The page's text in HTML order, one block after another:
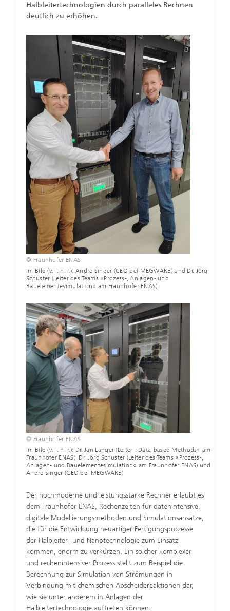
Halbleitertechnologien durch paralleles Rechnen
deutlich zu erhöhen.
© Fraunhofer ENAS
Im Bild (v. l. n. r.): Andre Singer (CEO bei MEGWARE) und Dr. Jörg
Schuster (Leiter des Teams »Prozess-, Anlagen- und
Bauelementesimulation« am Fraunhofer ENAS)
© Fraunhofer ENAS
Im Bild (v. l. n. r.): Dr. Jan Langer (Leiter »Data-based Methods« am
Fraunhofer ENAS), Dr. Jörg Schuster (Leiter des Teams »Prozess-,
Anlagen- und Bauelementesimulation« am Fraunhofer ENAS) und
Andre Singer (CEO bei MEGWARE)
Der hochmoderne und leistungsstarke Rechner erlaubt es
dem Fraunhofer ENAS, Rechenzeiten für datenintensive,
digitale Modellierungsmethoden und Simulationsansätze,
die für die Entwicklung neuartiger Fertigungsprozesse
der Halbleiter- und Nanotechnologie zum Einsatz
kommen, enorm zu verkürzen. Ein solcher komplexer
und rechenintensiver Prozess stellt zum Beispiel die
Berechnung zur Simulation von Strömungen in
Verbindung mit chemischen Abscheidereaktionen dar,
wie sie unter anderem in Anlagen der
Halbleitertechnologie auftreten können.